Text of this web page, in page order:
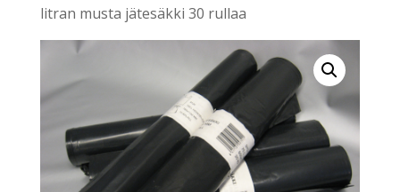
litran musta jätesäkki 30 rullaa